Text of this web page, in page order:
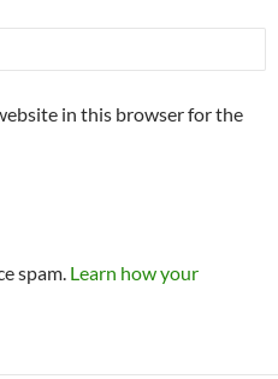
in this browser for the
spam. Learn how your